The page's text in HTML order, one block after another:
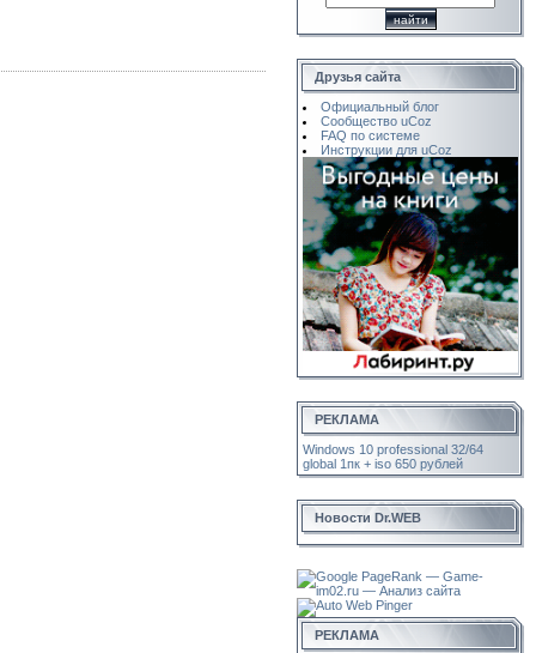
Друзья сайта
Официальный блог
Сообщество uCoz
FAQ по системе
Инструкции для uCoz
РЕКЛАМА
Windows 10 professional 32/64
global 1пк + iso 650 рублей
Новости Dr.WEB
РЕКЛАМА